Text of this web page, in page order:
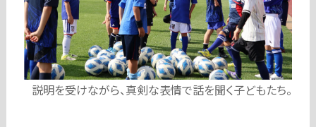
説明を受けながら、真剣な表情で話を聞く子どもたち。